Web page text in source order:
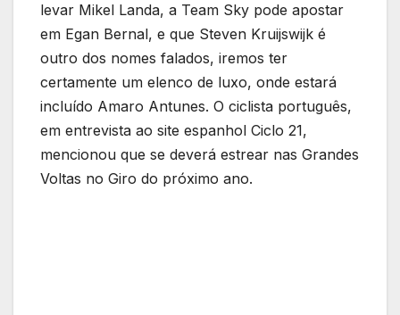
levar Mikel Landa, a Team Sky pode apostar
em Egan Bernal, e que Steven Kruijswijk é
outro dos nomes falados, iremos ter
certamente um elenco de luxo, onde estará
incluído Amaro Antunes. O ciclista português,
em entrevista ao site espanhol Ciclo 21,
mencionou que se deverá estrear nas Grandes
Voltas no Giro do próximo ano.